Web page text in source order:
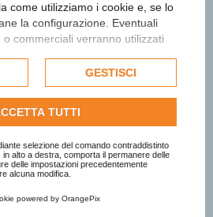
come utilizziamo i cookie e, se lo
la configurazione. Eventuali
commerciali verranno utilizzati
potrebbero essere utilizzati
annunci pubblicitari. Per ulteriori
Google utilizza i dati raccolti,
privacy di Google
cookie completa.
GESTISCI
TUTTI
selezione del comando contraddistinto
alto a destra, comporta il permanere delle
delle impostazioni precedentemente
alcuna modifica.
powered by OrangePix
e aggiornamenti
Premio
Subito